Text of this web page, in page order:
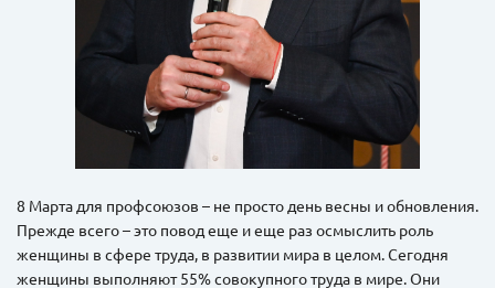
8 Марта для профсоюзов – не просто день весны и обновления.
Прежде всего – это повод еще и еще раз осмыслить роль
женщины в сфере труда, в развитии мира в целом. Сегодня
женщины выполняют 55% совокупного труда в мире. Они